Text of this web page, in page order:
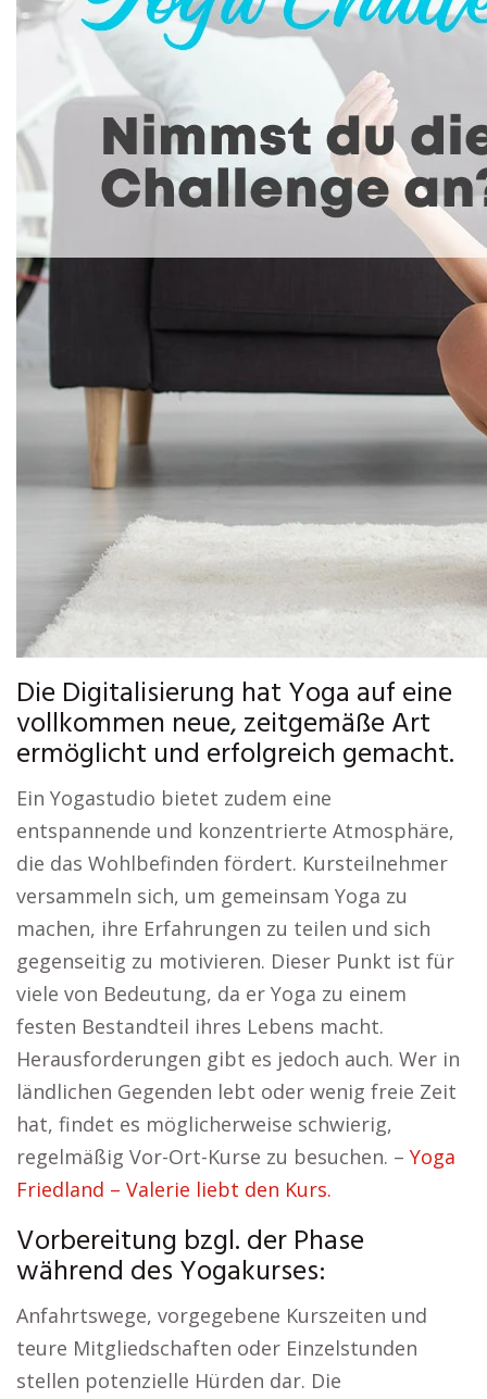
Die Digitalisierung hat Yoga auf eine
vollkommen neue, zeitgemäße Art
ermöglicht und erfolgreich gemacht.
Ein Yogastudio bietet zudem eine
entspannende und konzentrierte Atmosphäre,
die das Wohlbefinden fördert. Kursteilnehmer
versammeln sich, um gemeinsam Yoga zu
machen, ihre Erfahrungen zu teilen und sich
gegenseitig zu motivieren. Dieser Punkt ist für
viele von Bedeutung, da er Yoga zu einem
festen Bestandteil ihres Lebens macht.
Herausforderungen gibt es jedoch auch. Wer in
ländlichen Gegenden lebt oder wenig freie Zeit
hat, findet es möglicherweise schwierig,
regelmäßig Vor-Ort-Kurse zu besuchen. – Yoga
Friedland – Valerie liebt den Kurs.
Vorbereitung bzgl. der Phase
während des Yogakurses:
Anfahrtswege, vorgegebene Kurszeiten und
teure Mitgliedschaften oder Einzelstunden
stellen potenzielle Hürden dar. Die